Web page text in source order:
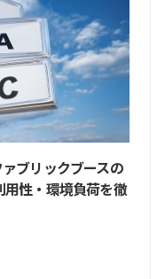
ブリックブースの
性・環境負荷を徹